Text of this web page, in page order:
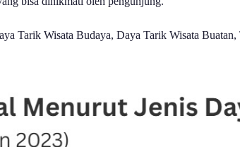
Tarik Wisata Budaya, Daya Tarik Wisata